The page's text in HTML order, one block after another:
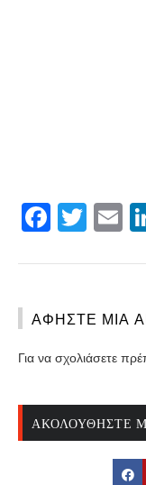
ΑΦΉΣΤΕ ΜΙΑ
Για να σχολιάσετε
ΑΚΟΛΟΥΘΉΣΤΕ